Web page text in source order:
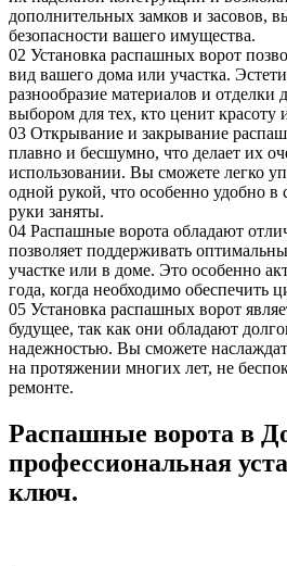
дополнительных замков и засовов,
безопасности вашего имущества.
02 Установка распашных ворот
вид вашего дома или участка.
разнообразие материалов и
выбором для тех, кто ценит красоту
03 Открывание и закрывание
плавно и бесшумно, что делает их
использовании. Вы сможете легко
одной рукой, что особенно удобно в
руки заняты.
04 Распашные ворота обладают
позволяет поддерживать
участке или в доме. Это особенно
года, когда необходимо обеспечить
05 Установка распашных ворот
будущее, так как они обладают
надежностью. Вы сможете
на протяжении многих лет, не
ремонте.
Распашные ворота в
профессиональная
ключ.